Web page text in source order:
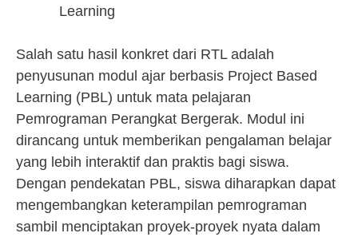
Learning
Salah satu hasil konkret dari RTL adalah
penyusunan modul ajar berbasis Project Based
Learning (PBL) untuk mata pelajaran
Pemrograman Perangkat Bergerak. Modul ini
dirancang untuk memberikan pengalaman belajar
yang lebih interaktif dan praktis bagi siswa.
Dengan pendekatan PBL, siswa diharapkan dapat
mengembangkan keterampilan pemrograman
sambil menciptakan proyek-proyek nyata dalam